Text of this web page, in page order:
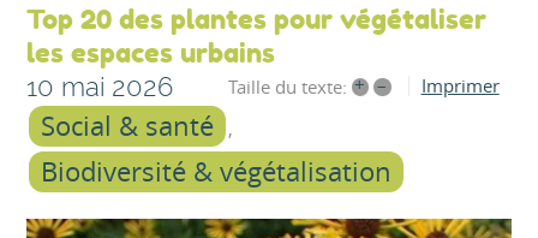
Top 20 des plantes pour végétaliser
les espaces urbains
10 mai 2026 Taille du texte: + – Imprimer
Social & santé
Biodiversité & végétalisation